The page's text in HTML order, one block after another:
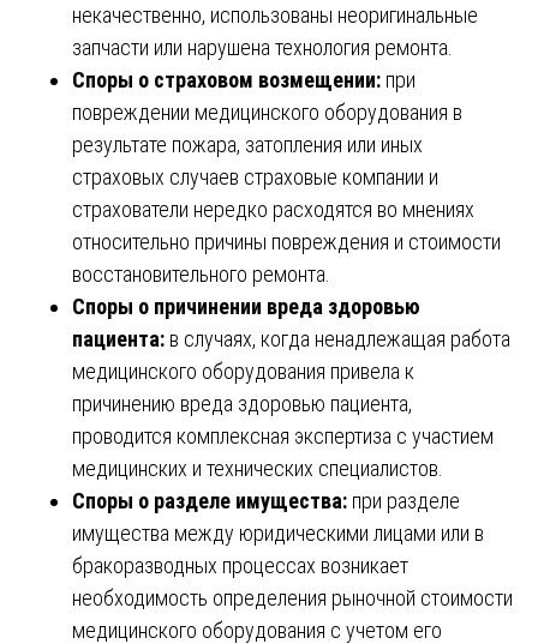
некачественно, использованы неоригинальные
запчасти или нарушена технология ремонта.
Споры о страховом возмещении: при
повреждении медицинского оборудования в
результате пожара, затопления или иных
страховых случаев страховые компании и
страхователи нередко расходятся во мнениях
относительно причины повреждения и стоимости
восстановительного ремонта.
Споры о причинении вреда здоровью
пациента: в случаях, когда ненадлежащая работа
медицинского оборудования привела к
причинению вреда здоровью пациента,
проводится комплексная экспертиза с участием
медицинских и технических специалистов.
Споры о разделе имущества: при разделе
имущества между юридическими лицами или в
бракоразводных процессах возникает
необходимость определения рыночной стоимости
медицинского оборудования с учетом его